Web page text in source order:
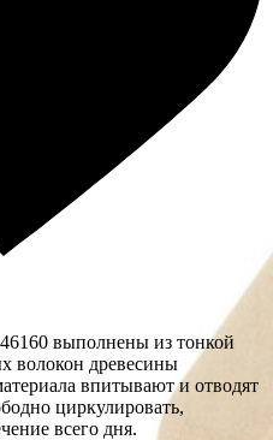
выполнены из тонкой
волокон древесины
впитывают и отводят
циркулировать,
всего дня.